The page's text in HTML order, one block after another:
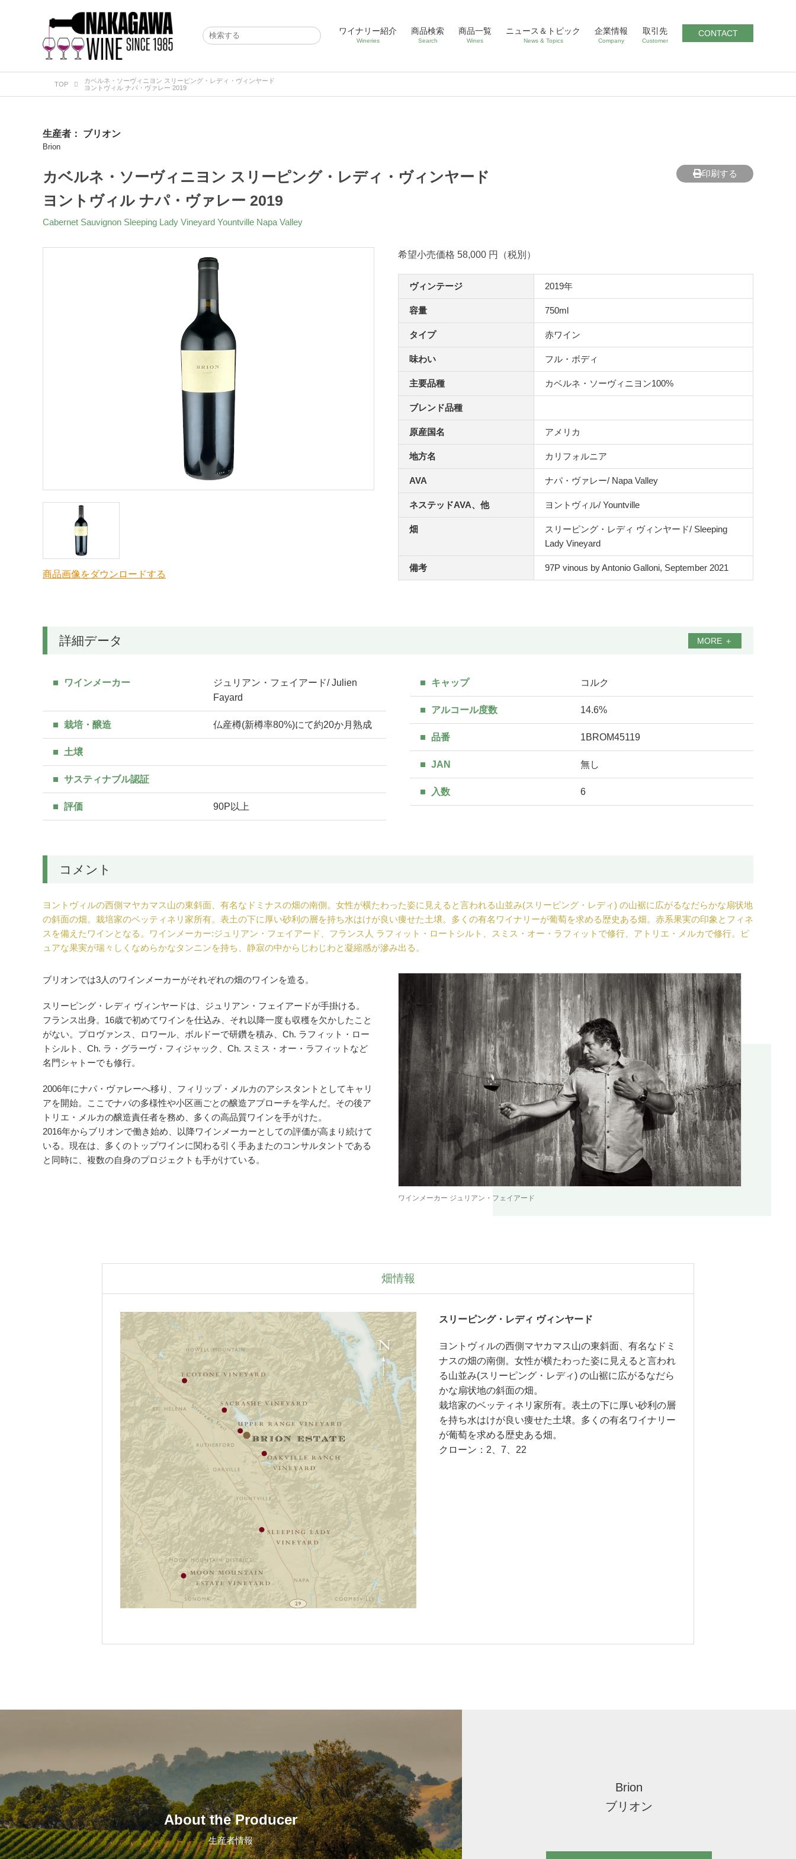
ワイナリー紹介
Wineries
商品検索
Search
商品一覧
Wines
ニュース＆トピック
News & Topics
企業情報
Company
取引先
Customer
CONTACT
TOP
カベルネ・ソーヴィニヨン スリーピング・レディ・ヴィンヤード
ヨントヴィル ナパ・ヴァレー 2019
生産者： ブリオン
Brion
印刷する
カベルネ・ソーヴィニヨン スリーピング・レディ・ヴィンヤード
ヨントヴィル ナパ・ヴァレー 2019
Cabernet Sauvignon Sleeping Lady Vineyard Yountville Napa Valley
商品画像をダウンロードする
希望小売価格 58,000 円（税別）
ヴィンテージ 2019年
容量 750ml
タイプ 赤ワイン
味わい フル・ボディ
主要品種 カベルネ・ソーヴィニヨン100%
ブレンド品種
原産国名 アメリカ
地方名 カリフォルニア
AVA ナパ・ヴァレー/ Napa Valley
ネステッドAVA、他 ヨントヴィル/ Yountville
畑
スリーピング・レディ ヴィンヤード/ Sleeping
Lady Vineyard
備考 97P vinous by Antonio Galloni, September 2021
詳細データ MORE ＋
ワインメーカー
ジュリアン・フェイアード/ Julien
Fayard
栽培・醸造 仏産樽(新樽率80%)にて約20か月熟成
土壌
サスティナブル認証
評価 90P以上
キャップ コルク
アルコール度数 14.6%
品番 1BROM45119
JAN 無し
入数 6
コメント
ヨントヴィルの西側マヤカマス山の東斜面、有名なドミナスの畑の南側。女性が横たわった姿に見えると言われる山並み(スリーピング・レディ) の山裾に広がるなだらかな扇状地
の斜面の畑。栽培家のベッティネリ家所有。表土の下に厚い砂利の層を持ち水はけが良い痩せた土壌。多くの有名ワイナリーが葡萄を求める歴史ある畑。赤系果実の印象とフィネ
スを備えたワインとなる。ワインメーカー:ジュリアン・フェイアード、フランス人 ラフィット・ロートシルト、スミス・オー・ラフィットで修行、アトリエ・メルカで修行。ピ
ュアな果実が瑞々しくなめらかなタンニンを持ち、静寂の中からじわじわと凝縮感が滲み出る。
ブリオンでは3人のワインメーカーがそれぞれの畑のワインを造る。
スリーピング・レディ ヴィンヤードは、ジュリアン・フェイアードが手掛ける。
フランス出身。16歳で初めてワインを仕込み、それ以降一度も収穫を欠かしたこと
がない。プロヴァンス、ロワール、ボルドーで研鑽を積み、Ch. ラフィット・ロー
トシルト、Ch. ラ・グラーヴ・フィジャック、Ch. スミス・オー・ラフィットなど
名門シャトーでも修行。
2006年にナパ・ヴァレーへ移り、フィリップ・メルカのアシスタントとしてキャリ
アを開始。ここでナパの多様性や小区画ごとの醸造アプローチを学んだ。その後ア
トリエ・メルカの醸造責任者を務め、多くの高品質ワインを手がけた。
2016年からブリオンで働き始め、以降ワインメーカーとしての評価が高まり続けて
いる。現在は、多くのトップワインに関わる引く手あまたのコンサルタントである
と同時に、複数の自身のプロジェクトも手がけている。
ワインメーカー ジュリアン・フェイアード
畑情報
スリーピング・レディ ヴィンヤード
ヨントヴィルの西側マヤカマス山の東斜面、有名なドミ
ナスの畑の南側。女性が横たわった姿に見えると言われ
る山並み(スリーピング・レディ) の山裾に広がるなだら
かな扇状地の斜面の畑。
栽培家のベッティネリ家所有。表土の下に厚い砂利の層
を持ち水はけが良い痩せた土壌。多くの有名ワイナリー
が葡萄を求める歴史ある畑。
クローン：2、7、22
About the Producer
生産者情報
Brion
ブリオン